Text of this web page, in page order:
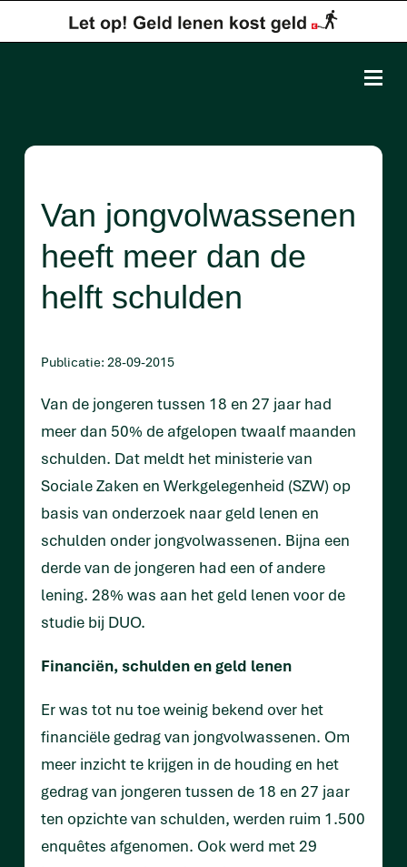
Van jongvolwassenen
heeft meer dan de
helft schulden
Publicatie: 28-09-2015
Van de jongeren tussen 18 en 27 jaar had
meer dan 50% de afgelopen twaalf maanden
schulden. Dat meldt het ministerie van
Sociale Zaken en Werkgelegenheid (SZW) op
basis van onderzoek naar geld lenen en
schulden onder jongvolwassenen. Bijna een
derde van de jongeren had een of andere
lening. 28% was aan het geld lenen voor de
studie bij DUO.
Financiën, schulden en geld lenen
Er was tot nu toe weinig bekend over het
financiële gedrag van jongvolwassenen. Om
meer inzicht te krijgen in de houding en het
gedrag van jongeren tussen de 18 en 27 jaar
ten opzichte van schulden, werden ruim 1.500
enquêtes afgenomen. Ook werd met 29